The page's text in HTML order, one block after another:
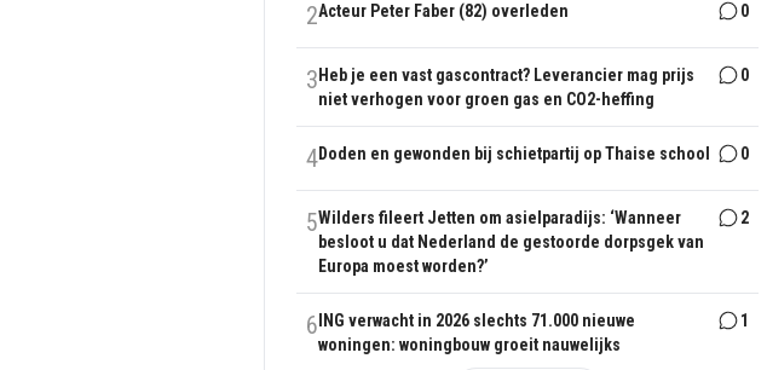
2Acteur Peter Faber (82) overleden 0
3 Heb je een vast gascontract? Leverancier mag prijs
niet verhogen voor groen gas en CO2-heffing
0
4Doden en gewonden bij schietpartij op Thaise school 0
5Wilders fileert Jetten om asielparadijs: ‘Wanneer
besloot u dat Nederland de gestoorde dorpsgek van
Europa moest worden?’
2
6 ING verwacht in 2026 slechts 71.000 nieuwe
woningen: woningbouw groeit nauwelijks
1